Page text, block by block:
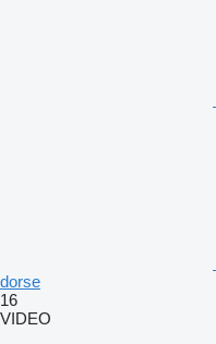
dorse
16
VIDEO